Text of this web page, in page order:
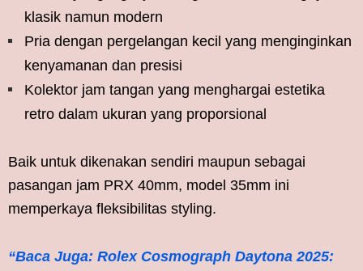
klasik namun modern
Pria dengan pergelangan kecil yang menginginkan
kenyamanan dan presisi
Kolektor jam tangan yang menghargai estetika
retro dalam ukuran yang proporsional
Baik untuk dikenakan sendiri maupun sebagai
pasangan jam PRX 40mm, model 35mm ini
memperkaya fleksibilitas styling.
“Baca Juga: Rolex Cosmograph Daytona 2025: